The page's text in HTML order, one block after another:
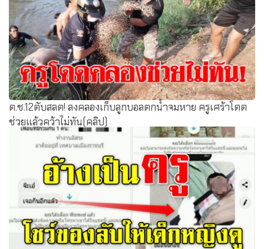
ด.ช.12ดับสลด! ลงคลองเก็บลูกบอลตกน้ำจมหาย ครูเศร้าโดด
ช่วยแล้วคว้าไม่ทัน(คลิป)